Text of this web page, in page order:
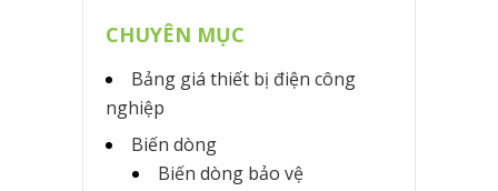
CHUYÊN MỤC
Bảng giá thiết bị điện công
nghiệp
Biến dòng
Biến dòng bảo vệ